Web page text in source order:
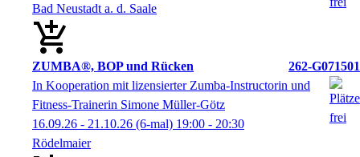
Bad Neustadt a. d. Saale
ZUMBA®, BOP und Rücken
262-G071501
In Kooperation mit lizensierter Zumba-Instructorin und
Fitness-Trainerin Simone Müller-Götz
16.09.26 - 21.10.26 (6-mal) 19:00 - 20:30
Rödelmaier